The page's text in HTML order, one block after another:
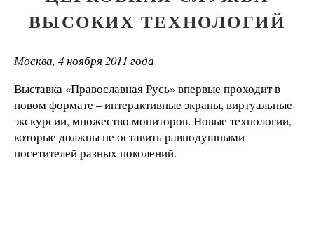
ВЫСОКИХ ТЕХНОЛОГИЙ
Москва, 4 ноября 2011 года
Выставка «Православная Русь» впервые проходит в
новом формате – интерактивные экраны, виртуальные
экскурсии, множество мониторов. Новые технологии,
которые должны не оставить равнодушными
посетителей разных поколений.